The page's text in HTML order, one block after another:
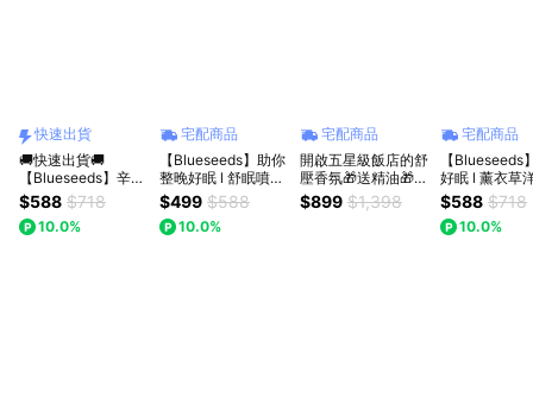
快速出貨
🚚快速出貨🚚
【Blueseeds】辛苦
了 休息一下吧 ! 任選
薰衣草洋甘菊精油沐
浴or洗髮露+舒眠精
$588 $718
10.0%
宅配商品
【Blueseeds】助你
整晚好眠 l 舒眠噴霧
30ml+薰衣草草本精
油膏6g+任選薰衣草
滾珠精油2ml/舒眠精
$499 $588
10.0%
宅配商品
開啟五星級飯店的舒
壓香氛🎁送精油🎁收
禮人自選精油香味
🎁香氛禮物🎁智能遙
$899 $1,398
宅配商品
【Blueseeds
好眠 l 薰衣草
精油沐浴(洗
100ml+舒眠
霧30ml+草本
$588 $718
10.0%